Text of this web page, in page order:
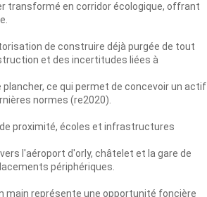
transformé en corridor écologique, offrant
de construire déjà purgée de tout
et des incertitudes liées à
ce qui permet de concevoir un actif
normes (re2020).
proximité, écoles et infrastructures
l'aéroport d'orly, châtelet et la gare de
périphériques.
main représente une opportunité foncière